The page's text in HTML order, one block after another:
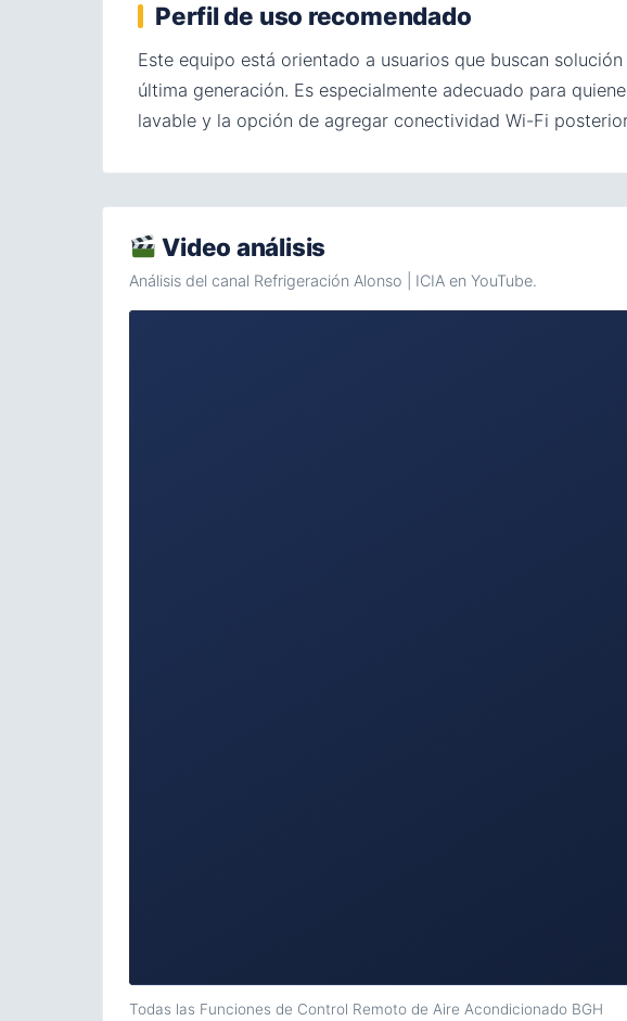
Perfil de uso recomendado
Este equipo está orientado a usuarios que buscan
última generación. Es especialmente adecuado para
lavable y la opción de agregar conectividad Wi-Fi
Video análisis
Análisis del canal Refrigeración Alonso | ICIA en YouTube.
Todas las Funciones de Control Remoto de Aire Acondicionado BGH